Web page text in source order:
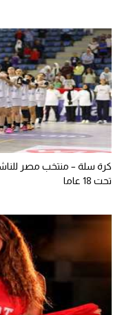
كرة سلة – منتخب مصر
تحت 18 عاما